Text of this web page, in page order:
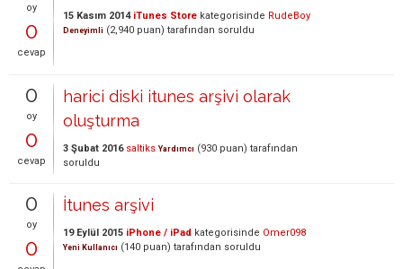
oy
0
cevap
15 Kasım 2014 iTunes Store kategorisinde RudeBoy
Deneyimli (2,940 puan) tarafından soruldu
0
oy
0
cevap
harici diski itunes arşivi olarak
oluşturma
3 Şubat 2016 saltiks Yardımcı (930 puan) tarafından
soruldu
0
oy
0
İtunes arşivi
19 Eylül 2015 iPhone / iPad kategorisinde Omer098
Yeni Kullanıcı (140 puan) tarafından soruldu